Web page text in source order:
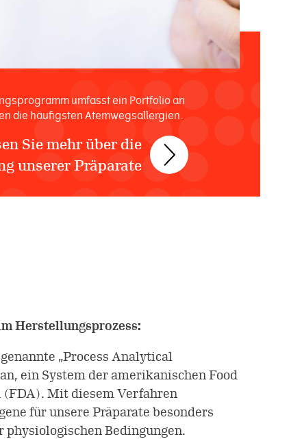
umfasst ein Portfolio an
die häufigsten Atemwegsallergien.
Sie mehr über die
unserer Präparate
Herstellungsprozess:
„Process Analytical
ein System der amerikanischen Food
Mit diesem Verfahren
für unsere Präparate besonders
physiologischen Bedingungen.